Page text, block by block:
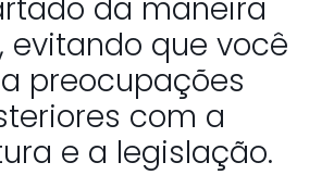
da maneira
evitando que você
preocupações
com a
e a legislação.